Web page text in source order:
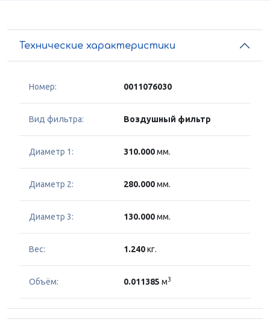
Технические характеристики
Номер: 0011076030
Вид фильтра: Воздушный фильтр
Диаметр 1: 310.000мм.
Диаметр 2: 280.000мм.
Диаметр 3: 130.000мм.
Вес: 1.240кг.
Объём: 0.011385 м3